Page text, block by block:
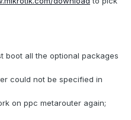
boot all the optional packages
could not be specified in
on ppc metarouter again;